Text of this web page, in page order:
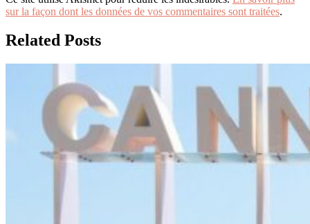
sur la façon dont les données de vos commentaires sont traitées.
Related Posts